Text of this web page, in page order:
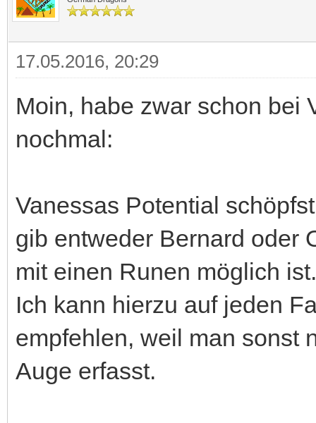
17.05.2016, 20:29
Moin, habe zwar schon bei
nochmal:
Vanessas Potential
gib entweder Bernard oder
mit einen Runen möglich
Ich kann hierzu auf jeden
empfehlen, weil man sonst
Auge erfasst.